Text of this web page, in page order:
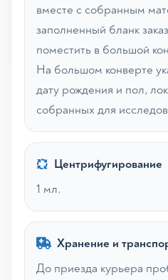
вместе с собранным
заполненный бланк
поместить в большой
На большом конверте
дату рождения и пол,
собранных для
Центрифугирование
1 мл.
Хранение и
До приезда курьера